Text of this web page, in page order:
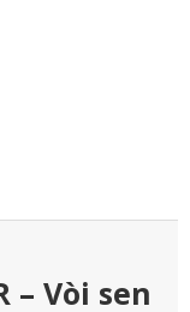
– Vòi sen